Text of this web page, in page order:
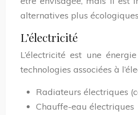
alternatives plus
L’électricité
L’électricité est une
technologies associées à
Radiateurs électriques
Chauffe-eau électriques